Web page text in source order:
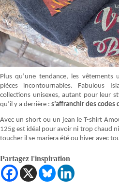
Plus qu’une tendance, les vêtements
pièces incontournables. Fabulous
collections unisexes, autant pour leur
qu’il y a derrière : s’affranchir des codes
Avec un short ou un jean le T-shirt
125g est idéal pour avoir ni trop chaud
toucher il se mariera été ou hiver avec
Partagez l'inspiration